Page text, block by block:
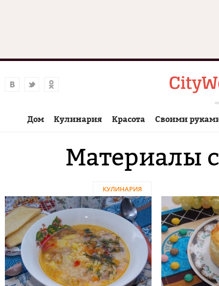
Дом Кулинария Красота Своими
Материалы
КУЛИНАРИЯ